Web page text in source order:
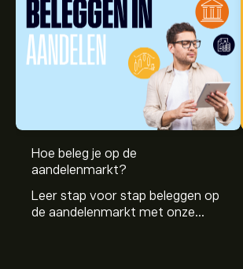
Hoe beleg je op de
aandelenmarkt?
Leer stap voor stap beleggen op
de aandelenmarkt met onze